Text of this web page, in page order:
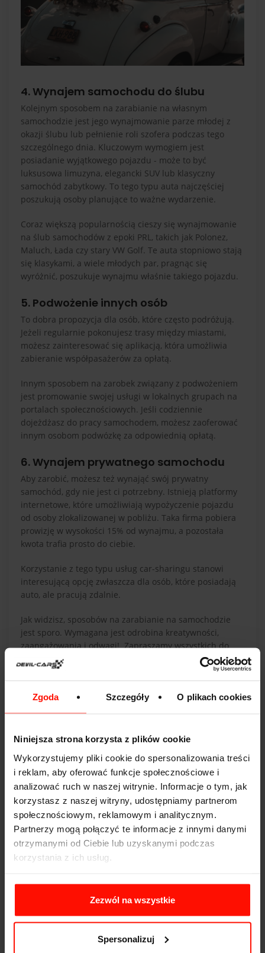
Zgoda Szczegóły O plikach cookies
Niniejsza strona korzysta z plików cookie
Wykorzystujemy pliki cookie do spersonalizowania treści
i reklam, aby oferować funkcje społecznościowe i
analizować ruch w naszej witrynie. Informacje o tym, jak
korzystasz z naszej witryny, udostępniamy partnerom
społecznościowym, reklamowym i analitycznym.
Partnerzy mogą połączyć te informacje z innymi danymi
otrzymanymi od Ciebie lub uzyskanymi podczas
korzystania z ich usług.
Zezwól na wszystkie
Spersonalizuj
4. Wynajem samochodu do ślubu
Kolejnym sposobem na zarabianie na własnym
samochodzie jest jego wynajmowanie parze młodej z
okazji ślubu lub pełnienie roli szofera podczas tego
szczególnego dnia. Kluczowym wymogiem jest
posiadanie wyjątkowego pojazdu - może to być
luksusowa limuzyna, elegancki SUV lub klasyczny
samochód zabytkowy. To tego typu auta najczęściej
poszukują osoby planujące to ważne wydarzenie.
Coraz większą popularnością cieszy się wynajmowanie
na ślub samochodów z epoki PRL, takich jak Polonez,
Maluch, Łada czy stary VW Golf. Te auta stopniowo stają
się klasykami, a wiele młodych par, pragnąc się
wyróżnić, poszukuje wynajmu właśnie takiego pojazdu.
5. Podwożenie innych osób
To dobra propozycja dla osób, które często podróżują.
Jeżeli regularnie pokonujesz trasy między miastami,
możesz zainteresować się aplikacją, która umożliwia
zabieranie współpasażerów za opłatą.
Innym sposobem na zarobek związany z podwożeniem
jest promowanie swojej usługi w lokalnych grupach na
portalach społecznościowych. Jeśli codziennie
dojeżdżasz do pracy samochodem, możesz zaoferować
innym osobom podwózkę za odpowiednią opłatą.
6. Wynajem prywatnego samochodu
Aby zarobić, możesz też wynająć swój prywatny
samochód, gdy nie jest ci potrzebny. Istnieją platformy
internetowe, które umożliwiają wypożyczenie pojazdu
od osoby zlokalizowanej w pobliżu. Taka firma pobiera
prowizję w wysokości 15% od wynajmu, a pozostała
kwota trafia prosto do ciebie.
Korzystanie z tego typu usług car-sharingu stanowi
interesującą opcję zwłaszcza dla osób, które posiadają
auto, ale pracują zdalnie.
Jak widzisz, sposobów na zarabianie na samochodzie
jest sporo. Wymagana jest odrobina kreatywności,
zaangażowania i odwagi! Zapraszamy wszystkich do
dyskusji w komentarzach - podzielcie się swoimi
pomysłami na zarabianie na własnym samochodzie!
Tagi: zarabianie
jak zarabiać na samochodzie
Proszę o pomoc w zdobyciu uprawnień do kierowania
samochodem osobowym w celu zarabiania na życie jako